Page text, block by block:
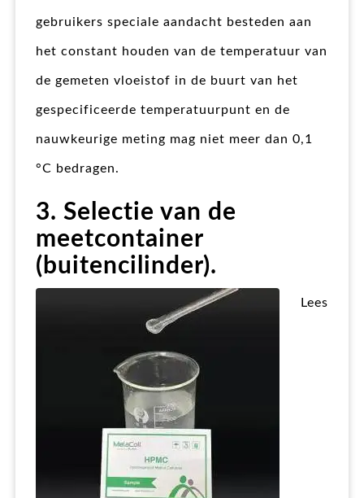
gebruikers speciale aandacht besteden aan
het constant houden van de temperatuur van
de gemeten vloeistof in de buurt van het
gespecificeerde temperatuurpunt en de
nauwkeurige meting mag niet meer dan 0,1
°C bedragen.
3. Selectie van de
meetcontainer
(buitencilinder).
Lees